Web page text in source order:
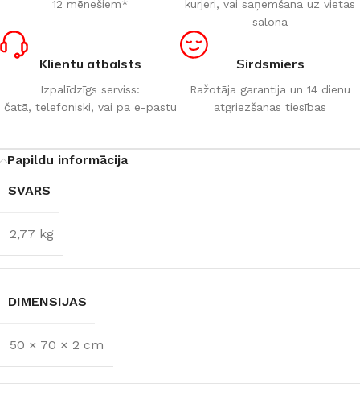
12 mēnešiem*
kurjeri, vai saņemšana uz vietas
salonā
Klientu atbalsts
Izpalīdzīgs serviss:
čatā, telefoniski, vai pa e-pastu
Sirdsmiers
Ražotāja garantija un 14 dienu
atgriezšanas tiesības
Papildu informācija
SVARS
2,77 kg
DIMENSIJAS
50 × 70 × 2 cm